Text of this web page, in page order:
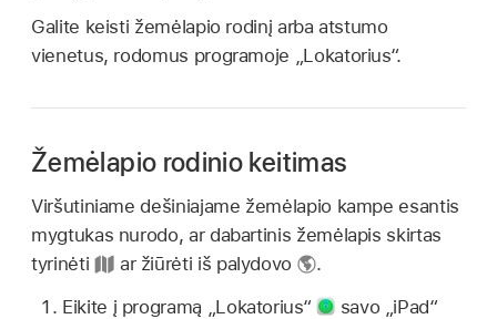
Galite keisti žemėlapio rodinį arba atstumo
vienetus, rodomus programoje „Lokatorius“.
Žemėlapio rodinio keitimas
Viršutiniame dešiniajame žemėlapio kampe esantis
mygtukas nurodo, ar dabartinis žemėlapis skirtas
tyrinėti
ar žiūrėti iš palydovo
.
Eikite į programą „Lokatorius“
savo „iPad“